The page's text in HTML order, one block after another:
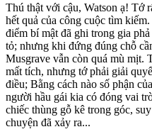
Thú thật với cậu, Watson ạ! Tớ
hết quả của công cuộc tìm
điểm bí mật đã ghi trong gia
tỏ; nhưng khi đứng đúng chỗ
Musgrave vẫn còn quá mù mịt.
mất tích, nhưng tớ phải giải
điều; Bằng cách nào số phận
người hầu gái kia có đóng vai
chiếc thùng gỗ kê trong góc,
chuyện đã xảy ra...